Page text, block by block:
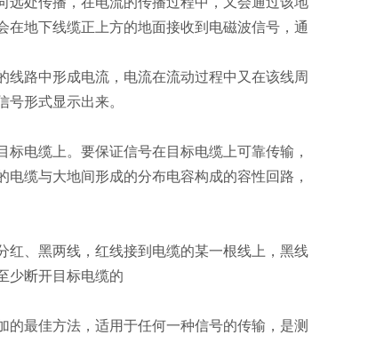
地下线缆正上方的地面接收到电磁波信号，通
路中形成电流，电流在流动过程中又在该线周
形式显示出来。
电缆上。要保证信号在目标电缆上可靠传输，
缆与大地间形成的分布电容构成的容性回路，
红、黑两线，红线接到电缆的某一根线上，黑线
少断开目标电缆的
最佳方法，适用于任何一种信号的传输，是测